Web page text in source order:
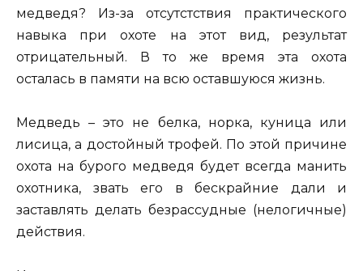
медведя? Из-за отсутстствия практического
навыка при охоте на этот вид, результат
отрицательный. В то же время эта охота
осталась в памяти на всю оставшуюся жизнь.
Медведь – это не белка, норка, куница или
лисица, а достойный трофей. По этой причине
охота на бурого медведя будет всегда манить
охотника, звать его в бескрайние дали и
заставлять делать безрассудные (нелогичные)
действия.